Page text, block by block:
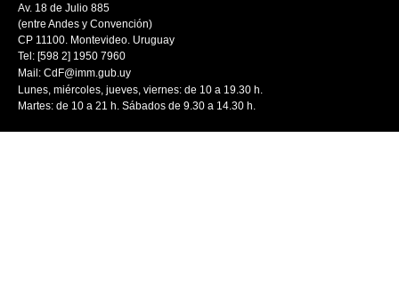
Av. 18 de Julio 885
(entre Andes y Convención)
CP 11100. Montevideo. Uruguay
Tel: [598 2] 1950 7960
Mail: CdF@imm.gub.uy
Lunes, miércoles, jueves, viernes: de 10 a 19.30 h.
Martes: de 10 a 21 h. Sábados de 9.30 a 14.30 h.